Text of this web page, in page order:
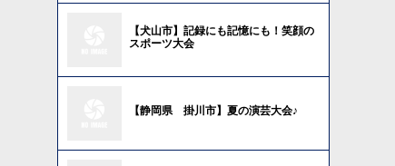
【犬山市】記録にも記憶にも！笑顔の
スポーツ大会
【静岡県 掛川市】夏の演芸大会♪